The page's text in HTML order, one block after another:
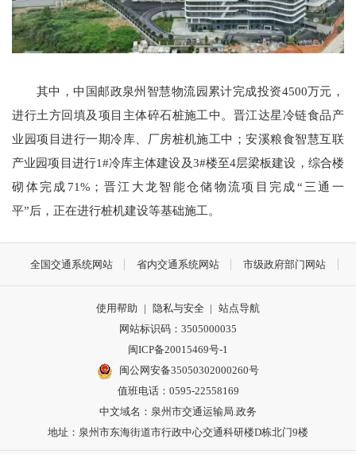
其中，中国邮政泉州智慧物流园累计完成投资4500万元，
进行土方回填及项目主体碎石桩施工中。晋江达星冷链食品产
业园项目进行一期冷库、厂房桩机施工中；安溪粮食智慧互联
产业园项目进行1#冷库主体建设及3#楼至4层梁板建设，综合楼
砌体完成71%；晋江大龙智能仓储物流项目完成“三通一
平”后，正在进行桩机建设等基础施工。
全国交通系统网站 省内交通系统网站 市级政府部门网站
使用帮助 | 隐私与安全 | 站点导航
网站标识码：3505000035
闽ICP备20015469号-1
闽公网安备35050302000260号
值班电话：0595-22558169
中文域名：泉州市交通运输局.政务
地址：泉州市东海街道市行政中心交通科研楼D栋北门9楼